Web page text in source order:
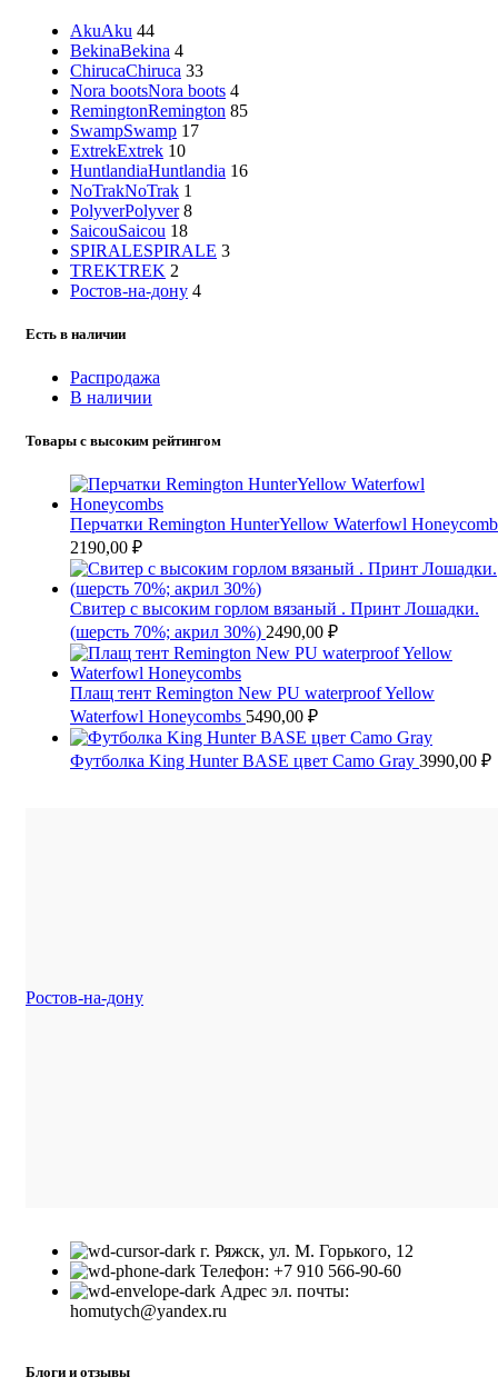
AkuAku 44
BekinaBekina 4
ChirucaChiruca 33
Nora bootsNora boots 4
RemingtonRemington 85
SwampSwamp 17
ExtrekExtrek 10
HuntlandiaHuntlandia 16
NoTrakNoTrak 1
PolyverPolyver 8
SaicouSaicou 18
SPIRALESPIRALE 3
TREKTREK 2
Ростов-на-дону 4
Есть в наличии
Распродажа
В наличии
Товары с высоким рейтингом
Перчатки Remington HunterYellow Waterfowl
2190,00 ₽
Свитер с высоким горлом вязаный . Принт Лошадки.
(шерсть 70%; акрил 30%) 2490,00 ₽
Плащ тент Remington New PU waterproof Yellow
Waterfowl Honeycombs 5490,00 ₽
Футболка King Hunter BASE цвет Camo Gray 3990,00 ₽
Ростов-на-дону
г. Ряжск, ул. М. Горького, 12
Телефон: +7 910 566-90-60
Адрес эл. почты:
homutych@yandex.ru
Блоги и отзывы